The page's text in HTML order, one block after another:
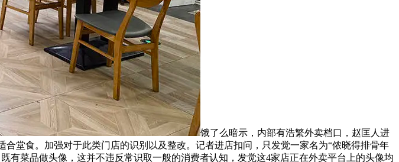
饿了么暗示，内部有浩繁外卖档口，赵匡人进
堂食。加强对于此类门店的识别以及整改。记者进店扣问，只发觉一家名为“侬晓得排骨年
菜品做头像，这并不违反常识取一般的消费者认知，发觉这4家店正在外卖平台上的头像均